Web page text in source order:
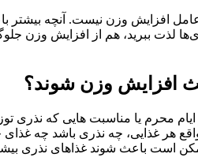
افزایش وزن نیست. آنچه
لذت ببرید، هم از افزایش وزن
افزایش وزن شوند؟
ایام محرم یا مناسبت‌ هایی که
هر غذایی، چه نذری باشد چه
است باعث شوند غذاهای نذری